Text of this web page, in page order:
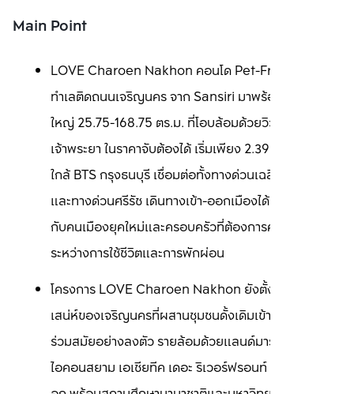
Main Point
LOVE Charoen Nakhon คอนโด Pet-Friendly บน
ทำเลติดถนนเจริญนคร จาก Sansiri มาพร้อมฟังก์ชัน
ใหญ่ 25.75-168.75 ตร.ม. ที่โอบล้อมด้วยวิวแม่น้ำ
เจ้าพระยา ในราคาจับต้องได้ เริ่มเพียง 2.39 ล้านบาท*
ใกล้ BTS กรุงธนบุรี เชื่อมต่อทั้งทางด่วนเฉลิมมหานคร
และทางด่วนศรีรัช เดินทางเข้า-ออกเมืองได้สะดวก เหมาะ
กับคนเมืองยุคใหม่และครอบครัวที่ต้องการความลงตัว
ระหว่างการใช้ชีวิตและการพักผ่อน
โครงการ LOVE Charoen Nakhon ยังตั้งอยู่ท่ามกลาง
เสน่ห์ของเจริญนครที่ผสานชุมชนดั้งเดิมเข้ากับไลฟ์สไตล์
ร่วมสมัยอย่างลงตัว รายล้อมด้วยแลนด์มาร์กชั้นนำอย่าง
ไอคอนสยาม เอเชียทีค เดอะ ริเวอร์ฟรอนท์ และวัน แบงค็